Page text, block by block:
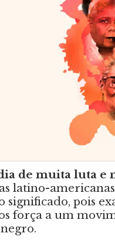
de muita luta e
latino-
significado, pois
força a um